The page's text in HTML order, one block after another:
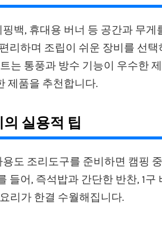
백, 휴대용 버너 등 공간과 무게
리하며 조립이 쉬운 장비를 선택
는 통풍과 방수 기능이 우수한
제품을 추천합니다.
실용적 팁
도 조리도구를 준비하면 캠핑
들어, 즉석밥과 간단한 반찬, 1구
리가 한결 수월해집니다.